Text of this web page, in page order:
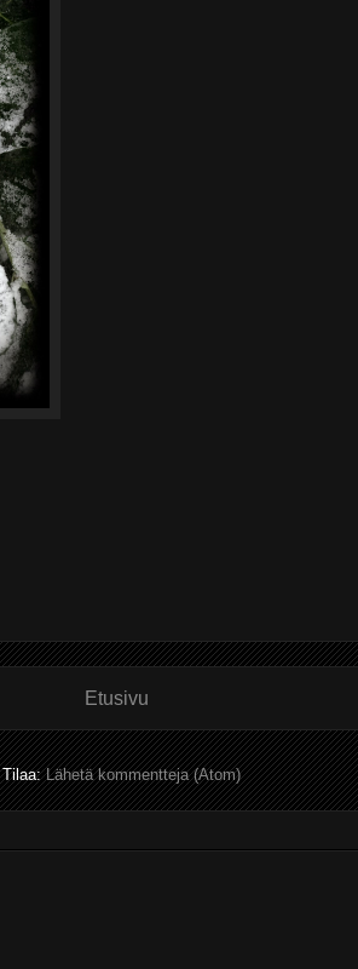
Etusivu
Tilaa:Lähetä kommentteja (Atom)